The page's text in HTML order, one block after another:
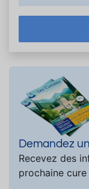
Demandez
Recevez des
prochaine